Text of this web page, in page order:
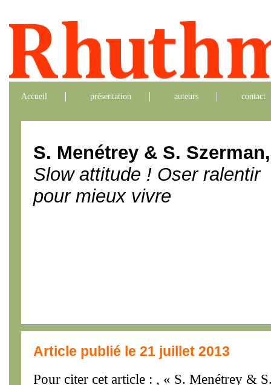
Accueil présentation auteurs contact
S. Menétrey & S. Szerman,
Slow attitude ! Oser ralentir
pour mieux vivre
Article publié le 21 juillet 2013
Pour citer cet article : , « S. Menétrey &